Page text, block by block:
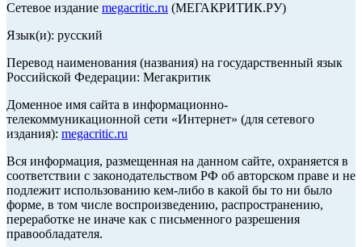
Сетевое издание megacritic.ru (МЕГАКРИТИК.РУ)
Язык(и): русский
Перевод наименования (названия) на государственный язык
Российской Федерации: Мегакритик
Доменное имя сайта в информационно-
телекоммуникационной сети «Интернет» (для сетевого
издания): megacritic.ru
Вся информация, размещенная на данном сайте, охраняется в
соответствии с законодательством РФ об авторском праве и не
подлежит использованию кем-либо в какой бы то ни было
форме, в том числе воспроизведению, распространению,
переработке не иначе как с письменного разрешения
правообладателя.